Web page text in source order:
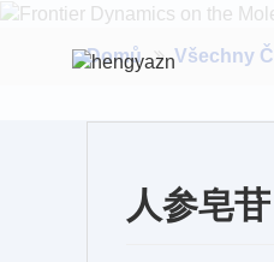
Domů Všechny
人参皂